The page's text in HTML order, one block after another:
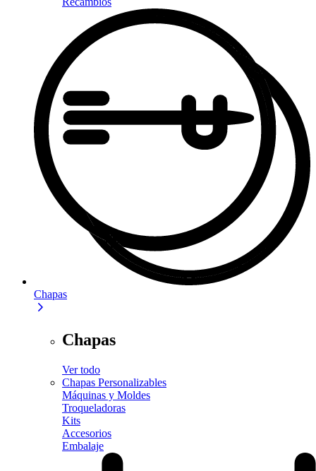
Chapas
Chapas
Ver todo
Chapas Personalizables
Máquinas y Moldes
Troqueladoras
Kits
Accesorios
Embalaje